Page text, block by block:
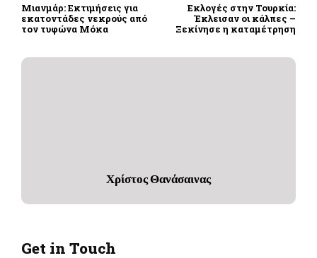
Μιανμάρ: Εκτιμήσεις για
εκατοντάδες νεκρούς από
τον τυφώνα Μόκα
Εκλογές στην Τουρκία:
Έκλεισαν οι κάλπες –
Ξεκίνησε η καταμέτρηση
Χρίστος Θανάσαινας
Get in Touch